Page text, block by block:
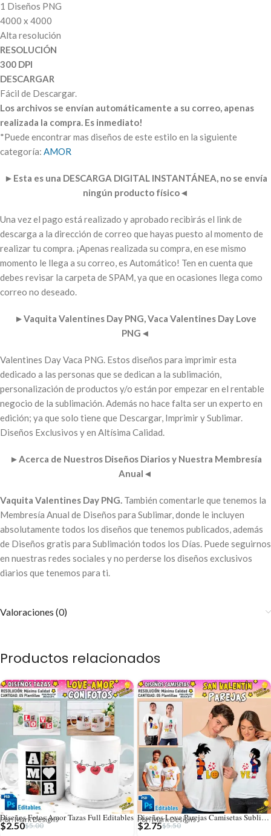
1 Diseños PNG
4000 x 4000
Alta resolución
RESOLUCIÓN
300 DPI
DESCARGAR
Fácil de Descargar.
Los archivos se envían automáticamente a su correo, apenas
realizada la compra. Es inmediato!
*Puede encontrar mas diseños de este estilo en la siguiente
categoría: AMOR
► Esta es una DESCARGA DIGITAL INSTANTÁNEA, no se envía
ningún producto físico◄
Una vez el pago está realizado y aprobado recibirás el link de
descarga a la dirección de correo que hayas puesto al momento de
realizar tu compra. ¡Apenas realizada su compra, en ese mismo
momento le llega a su correo, es Automático! Ten en cuenta que
debes revisar la carpeta de SPAM, ya que en ocasiones llega como
correo no deseado.
►Vaquita Valentines Day PNG, Vaca Valentines Day Love
PNG ◄
Valentines Day Vaca PNG. Estos diseños para imprimir esta
dedicado a las personas que se dedican a la sublimación,
personalización de productos y/o están por empezar en el rentable
negocio de la sublimación. Además no hace falta ser un experto en
edición; ya que solo tiene que Descargar, Imprimir y Sublimar.
Diseños Exclusivos y en Altísima Calidad.
►Acerca de Nuestros Diseños Diarios y Nuestra Membresía
Anual ◄
Vaquita Valentines Day PNG. También comentarle que tenemos la
Membresía Anual de Diseños para Sublimar, donde le incluyen
absolutamente todos los diseños que tenemos publicados, además
de Diseños gratis para Sublimación todos los Días. Puede seguirnos
en nuestras redes sociales y no perderse los diseños exclusivos
diarios que tenemos para ti.
Valoraciones (0)
Productos relacionados
Diseños Fotos Amor Tazas Full Editables
Por: Mark Designs
$5.00
$2.50
Diseños Love Parejas Camisetas Sublimación
Por: Mark Designs
$5.50
$2.75